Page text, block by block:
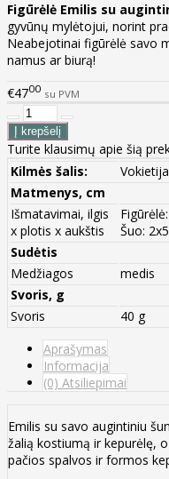
Figūrėlė Emilis su
gyvūnų mylėtojui, norint
Neabejotinai figūrėlė savo
namus ar biurą!
€4700 su PVM
Turite klausimų apie šią
Kilmės šalis:
Vokietija
Matmenys, cm
Išmatavimai, ilgis
x plotis x aukštis
Šuo:
Sudėtis
Medžiagos
medis
Svoris, g
Svoris
40 g
Aprašymas
Informacija
(0) Atsiliepimai
Emilis su savo augintiniu
žalią kostiumą ir kepurėlę,
pačios spalvos ir formos